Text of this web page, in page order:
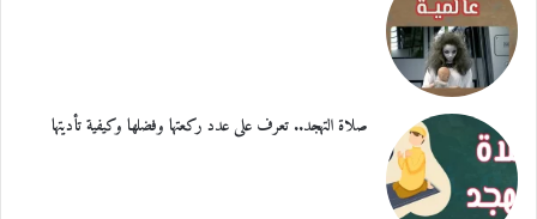
صلاة التهجد.. تعرف على عدد ركعتها وفضلها وكيفية تأديتها